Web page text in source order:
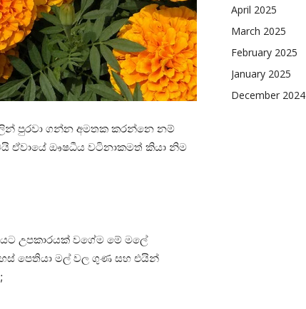
පුරවා ගන්න අමතක කරන්නෙ නම්
ඒවායේ ඖෂධීය වටිනාකමත් කියා නිම
උපකාරයක් වගේම මේ මලේ
පෙතියා මල් වල ගුණ සහ එයින්
April 2025
March 2025
February 2025
January 2025
December 2024